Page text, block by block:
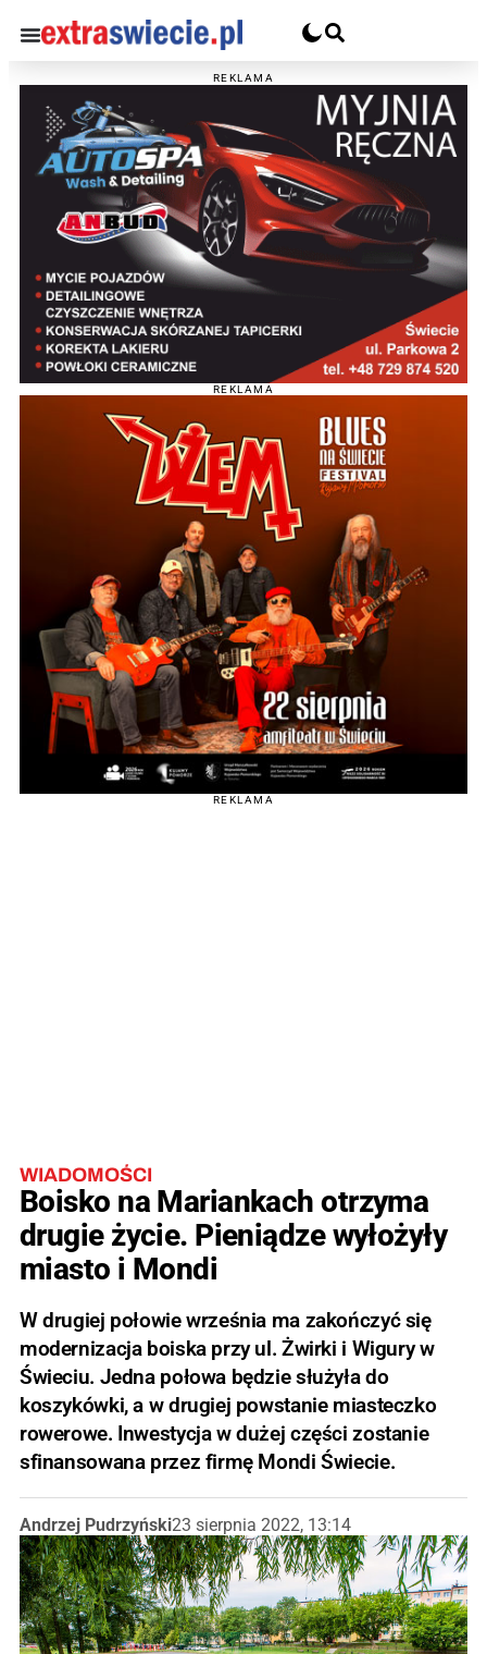
REKLAMA
REKLAMA
REKLAMA
WIADOMOŚCI
Boisko na Mariankach otrzyma
drugie życie. Pieniądze wyłożyły
miasto i Mondi
W drugiej połowie września ma zakończyć się
modernizacja boiska przy ul. Żwirki i Wigury w
Świeciu. Jedna połowa będzie służyła do
koszykówki, a w drugiej powstanie miasteczko
rowerowe. Inwestycja w dużej części zostanie
sfinansowana przez firmę Mondi Świecie.
Andrzej Pudrzyński23 sierpnia 2022, 13:14